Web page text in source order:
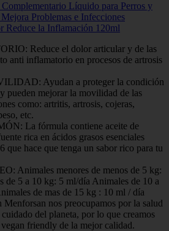
Líquido para Perros y
Problemas e Infecciones
Reduce la Inflamación 120ml
Reduce el dolor articular y de las
anti inflamatorio en procesos de artrosis
Ayudan a proteger la condición
pueden mejorar la movilidad de las
como: artritis, artrosis, cojeras,
etc.
La fórmula contiene aceite de
rica en ácidos grasos esenciales
que hace que tenga un sabor rico para tu
Animales menores de menos de 5 kg:
de 5 a 10 kg: 5 ml/día Animales de 10 a
de mas de 15 kg : 10 ml / día
nos preocupamos por la salud
del planeta, por lo que creamos
friendly de la mejor calidad.